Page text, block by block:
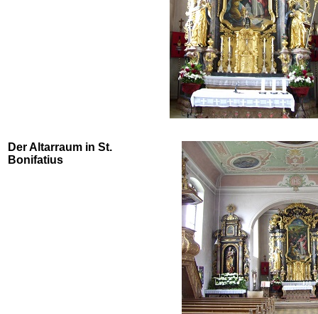
Der Altarraum in St.
Bonifatius